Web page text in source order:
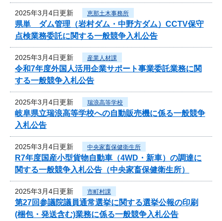
2025年3月4日更新 恵那土木事務所
県単 ダム管理（岩村ダム・中野方ダム）CCTV保守
点検業務委託に関する一般競争入札公告
2025年3月4日更新 産業人材課
令和7年度外国人活用企業サポート事業委託業務に関
する一般競争入札公告
2025年3月4日更新 瑞浪高等学校
岐阜県立瑞浪高等学校への自動販売機に係る一般競争
入札公告
2025年3月4日更新 中央家畜保健衛生所
R7年度国産小型貨物自動車（4WD・新車）の調達に
関する一般競争入札公告（中央家畜保健衛生所）
2025年3月4日更新 市町村課
第27回参議院議員通常選挙に関する選挙公報の印刷
(梱包・発送含む)業務に係る一般競争入札公告